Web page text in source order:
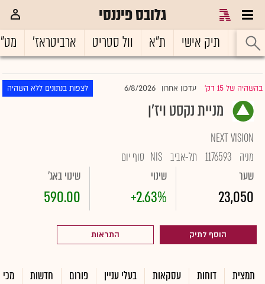
גלובס פיננסי
ראשי תיק אישי ת"א וול סטריט ארביטראז'
בהשהיה של 15 דק' |עדכון אחרון 6/8/2026 לצפות בנתונים ללא השהיה
מניית נקסט ויז'ן
NEXT VISION
מניה 1176593 תל-אביב NIS סוף יום
שער
23,050
שינוי
+2.63%
שינוי באג'
590.00
הוסף לתיק התראות
תמצית דוחות עסקאות בעלי עניין פורום חדשות